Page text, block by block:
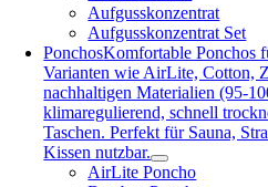
Aufgusskonzentrat
Aufgusskonzentrat Set
PonchosKomfortable Ponchos
Varianten wie AirLite, Cotton,
nachhaltigen Materialien (95-
klimaregulierend, schnell
Taschen. Perfekt für Sauna,
Kissen nutzbar.
AirLite Poncho